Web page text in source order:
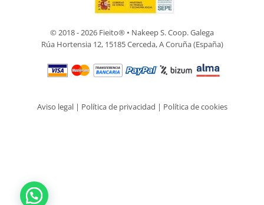
© 2018 - 2026 Fieito® • Nakeep S. Coop. Galega
Rúa Hortensia 12, 15185 Cerceda, A Coruña (España)
Aviso legal| Política de privacidad | Política de cookies